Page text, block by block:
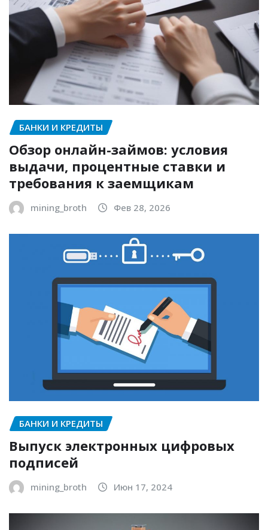
БАНКИ И КРЕДИТЫ
Обзор онлайн-займов: условия
выдачи, процентные ставки и
требования к заемщикам
mining_broth Фев 28, 2026
БАНКИ И КРЕДИТЫ
Выпуск электронных цифровых
подписей
mining_broth Июн 17, 2024